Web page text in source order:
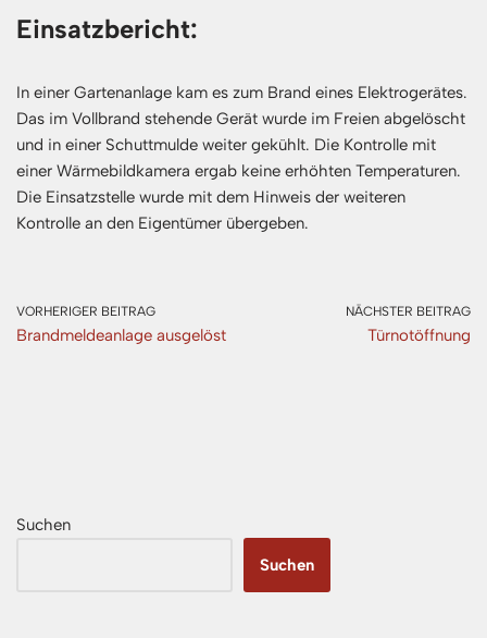
Einsatzbericht:
In einer Gartenanlage kam es zum Brand eines Elektrogerätes.
Das im Vollbrand stehende Gerät wurde im Freien abgelöscht
und in einer Schuttmulde weiter gekühlt. Die Kontrolle mit
einer Wärmebildkamera ergab keine erhöhten Temperaturen.
Die Einsatzstelle wurde mit dem Hinweis der weiteren
Kontrolle an den Eigentümer übergeben.
VORHERIGER BEITRAG
Brandmeldeanlage ausgelöst
NÄCHSTER BEITRAG
Türnotöffnung
Suchen
Suchen